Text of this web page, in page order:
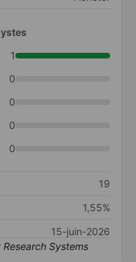
1
0
0
0
0
19
1,55%
15-juin-2026